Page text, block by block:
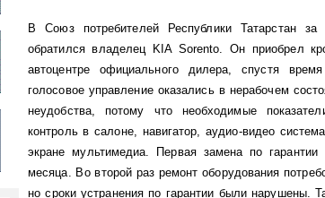
В Союз потребителей Республики Татарстан
обратился владелец KIA Sorento. Он приобрел
автоцентре официального дилера, спустя
голосовое управление оказались в нерабочем
неудобства, потому что необходимые
контроль в салоне, навигатор, аудио-видео
экране мультимедиа. Первая замена по гарантии
месяца. Во второй раз ремонт оборудования
но сроки устранения по гарантии были нарушены.